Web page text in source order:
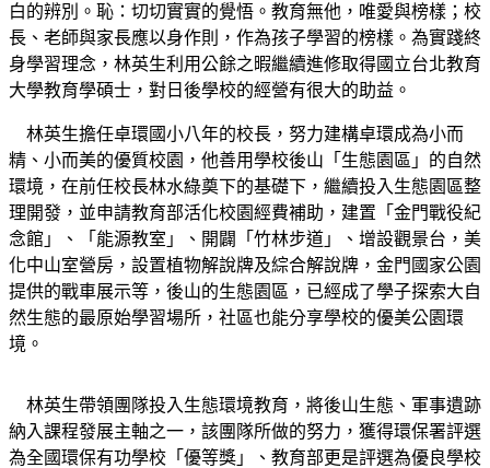
白的辨別。恥：切切實實的覺悟。教育無他，唯愛與榜樣；校
長、老師與家長應以身作則，作為孩子學習的榜樣。為實踐終
身學習理念，林英生利用公餘之暇繼續進修取得國立台北教育
大學教育學碩士，對日後學校的經營有很大的助益。
林英生擔任卓環國小八年的校長，努力建構卓環成為小而
精、小而美的優質校園，他善用學校後山「生態園區」的自然
環境，在前任校長林水綠奠下的基礎下，繼續投入生態園區整
理開發，並申請教育部活化校園經費補助，建置「金門戰役紀
念館」、「能源教室」、開闢「竹林步道」、增設觀景台，美
化中山室營房，設置植物解說牌及綜合解說牌，金門國家公園
提供的戰車展示等，後山的生態園區，已經成了學子探索大自
然生態的最原始學習場所，社區也能分享學校的優美公園環
境。
林英生帶領團隊投入生態環境教育，將後山生態、軍事遺跡
納入課程發展主軸之一，該團隊所做的努力，獲得環保署評選
為全國環保有功學校「優等獎」、教育部更是評選為優良學校